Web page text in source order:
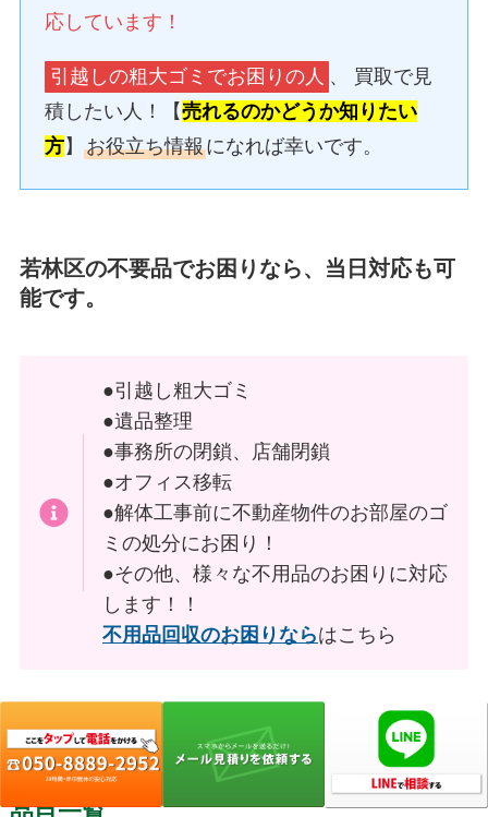
応しています！
引越しの粗大ゴミでお困りの人 、 買取で見
積したい人！【売れるのかどうか知りたい
方】お役立ち情報になれば幸いです。
若林区の不要品でお困りなら、当日対応も可
能です。
●引越し粗大ゴミ
●遺品整理
●事務所の閉鎖、店舗閉鎖
●オフィス移転
●解体工事前に不動産物件のお部屋のゴ
ミの処分にお困り！
●その他、様々な不用品のお困りに対応
します！！
不用品回収のお困りならはこちら
宮城県の各市町村では回収しない粗大ごみ